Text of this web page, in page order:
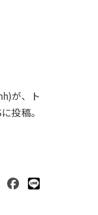
が、ト
投稿。